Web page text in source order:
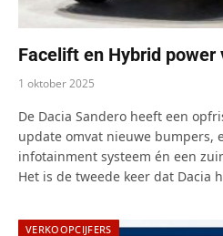
Facelift en Hybrid power
1 oktober 2025
De Dacia Sandero heeft een
update omvat nieuwe bumpers,
infotainment systeem én een
Het is de tweede keer dat Dacia
VERKOOPCIJFERS